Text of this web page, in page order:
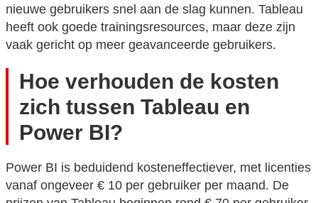
nieuwe gebruikers snel aan de slag kunnen. Tableau
heeft ook goede trainingsresources, maar deze zijn
vaak gericht op meer geavanceerde gebruikers.
Hoe verhouden de kosten
zich tussen Tableau en
Power BI?
Power BI is beduidend kosteneffectiever, met licenties
vanaf ongeveer € 10 per gebruiker per maand. De